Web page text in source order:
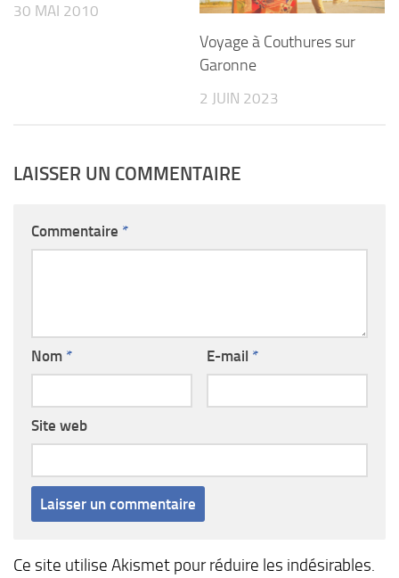
30 MAI 2010
Voyage à Couthures sur
Garonne
2 JUIN 2023
LAISSER UN COMMENTAIRE
Commentaire *
Nom * E-mail *
Site web
Ce site utilise Akismet pour réduire les indésirables.